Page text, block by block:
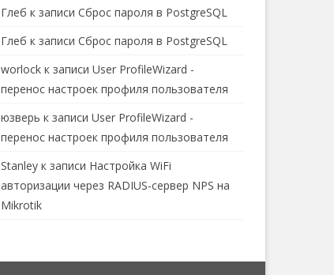
Глеб к записиСброс пароля в PostgreSQL
Глеб к записиСброс пароля в PostgreSQL
worlock к записиUser ProfileWizard -
перенос настроек профиля пользователя
юзверь к записиUser ProfileWizard -
перенос настроек профиля пользователя
Stanley к записи Настройка WiFi
авторизации через RADIUS-сервер NPS на
Mikrotik